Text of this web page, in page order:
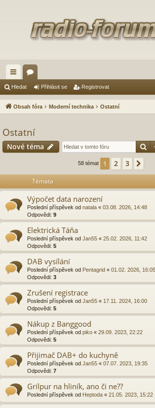
yc
hl
od
ka
a
Hledat Přihlásit se Registrovat
Obsah fóra Moderní technika Ostatní
Ostatní
Nové téma
58 témat 1 2 3
Témata
Výpočet data narození
Poslední příspěvek od natala « 03.08. 2026, 14:48
Odpovědi: 9
Elektrická Táňa
Poslední příspěvek od Jan55 « 25.02. 2026, 11:42
Odpovědi: 5
DAB vysílání
Poslední příspěvek od Pentagrid « 01.02. 2026, 16:05
Odpovědi: 3
Zrušení registrace
Poslední příspěvek od Jan55 « 17.11. 2024, 16:00
Odpovědi: 5
Nákup z Banggood
Poslední příspěvek od piko « 29.09. 2023, 22:22
Odpovědi: 5
Přijimač DAB+ do kuchyně
Poslední příspěvek od Jan55 « 07.07. 2023, 19:35
Odpovědi: 7
Grilpur na hliník, ano či ne??
Poslední příspěvek od Heptoda « 21.05. 2023, 15:22